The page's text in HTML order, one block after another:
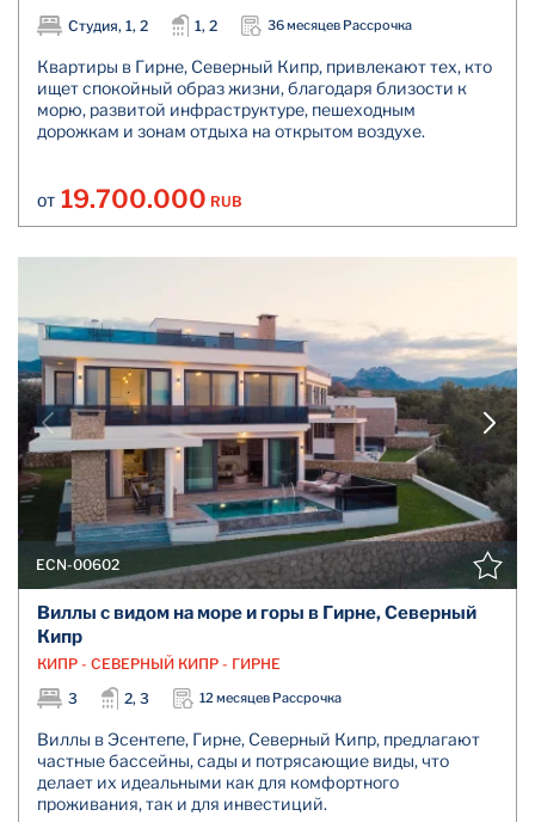
Студия, 1, 2
1, 2 36 месяцев Рассрочка
Квартиры в Гирне, Северный Кипр, привлекают тех, кто
ищет спокойный образ жизни, благодаря близости к
морю, развитой инфраструктуре, пешеходным
дорожкам и зонам отдыха на открытом воздухе.
ОТ 19.700.000 RUB
ECN-00602
Виллы с видом на море и горы в Гирне, Северный
Кипр
КИПР - СЕВЕРНЫЙ КИПР - ГИРНЕ
3
2, 3 12 месяцев Рассрочка
Виллы в Эсентепе, Гирне, Северный Кипр, предлагают
частные бассейны, сады и потрясающие виды, что
делает их идеальными как для комфортного
проживания, так и для инвестиций.